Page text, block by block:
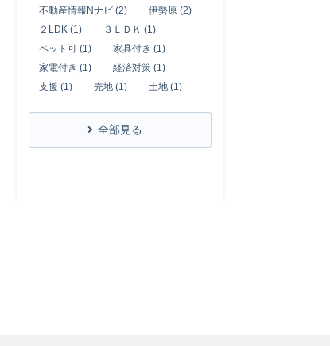
不動産情報Nナビ (2)
伊勢原 (2)
２LDK (1)
３ＬＤＫ (1)
ペット可 (1)
家具付き (1)
家電付き (1)
経済対策 (1)
支援 (1)
売地 (1) 土地 (1)
全部見る